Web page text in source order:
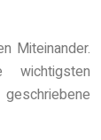
Miteinander.